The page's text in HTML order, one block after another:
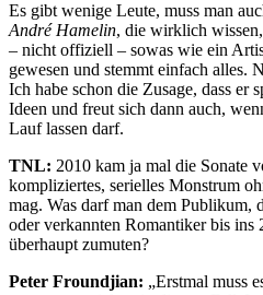
Es gibt wenige Leute, muss man
André Hamelin, die wirklich
– nicht offiziell – sowas wie ein
gewesen und stemmt einfach alles.
Ich habe schon die Zusage, dass er
Ideen und freut sich dann auch,
Lauf lassen darf.
TNL: 2010 kam ja mal die Sonate
kompliziertes, serielles Monstrum
mag. Was darf man dem Publikum,
oder verkannten Romantiker bis
überhaupt zumuten?
Peter Froundjian: „Erstmal muss